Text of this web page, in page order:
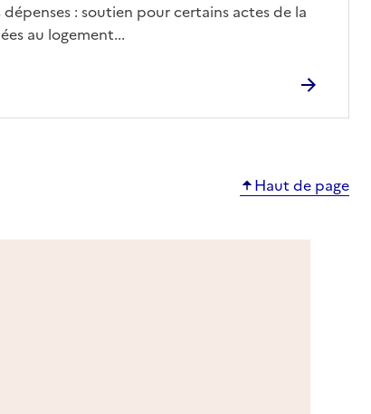
: soutien pour certains actes de la
au logement...
Haut de page